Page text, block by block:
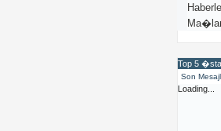
Top 5
Son
Loading...